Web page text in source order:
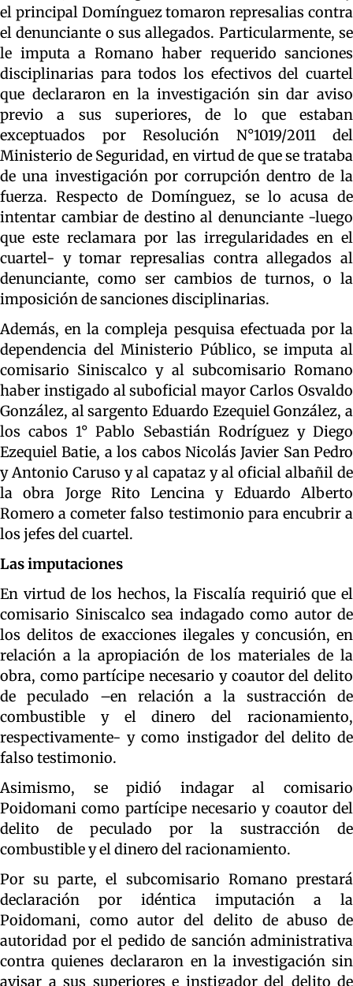
el principal Domínguez tomaron represalias contra
el denunciante o sus allegados. Particularmente, se
le imputa a Romano haber requerido sanciones
disciplinarias para todos los efectivos del cuartel
que declararon en la investigación sin dar aviso
previo a sus superiores, de lo que estaban
exceptuados por Resolución N°1019/2011 del
Ministerio de Seguridad, en virtud de que se trataba
de una investigación por corrupción dentro de la
fuerza. Respecto de Domínguez, se lo acusa de
intentar cambiar de destino al denunciante -luego
que este reclamara por las irregularidades en el
cuartel- y tomar represalias contra allegados al
denunciante, como ser cambios de turnos, o la
imposición de sanciones disciplinarias.
Además, en la compleja pesquisa efectuada por la
dependencia del Ministerio Público, se imputa al
comisario Siniscalco y al subcomisario Romano
haber instigado al suboficial mayor Carlos Osvaldo
González, al sargento Eduardo Ezequiel González, a
los cabos 1° Pablo Sebastián Rodríguez y Diego
Ezequiel Batie, a los cabos Nicolás Javier San Pedro
y Antonio Caruso y al capataz y al oficial albañil de
la obra Jorge Rito Lencina y Eduardo Alberto
Romero a cometer falso testimonio para encubrir a
los jefes del cuartel.
Las imputaciones
En virtud de los hechos, la Fiscalía requirió que el
comisario Siniscalco sea indagado como autor de
los delitos de exacciones ilegales y concusión, en
relación a la apropiación de los materiales de la
obra, como partícipe necesario y coautor del delito
de peculado –en relación a la sustracción de
combustible y el dinero del racionamiento,
respectivamente- y como instigador del delito de
falso testimonio.
Asimismo, se pidió indagar al comisario
Poidomani como partícipe necesario y coautor del
delito de peculado por la sustracción de
combustible y el dinero del racionamiento.
Por su parte, el subcomisario Romano prestará
declaración por idéntica imputación a la
Poidomani, como autor del delito de abuso de
autoridad por el pedido de sanción administrativa
contra quienes declararon en la investigación sin
avisar a sus superiores e instigador del delito de